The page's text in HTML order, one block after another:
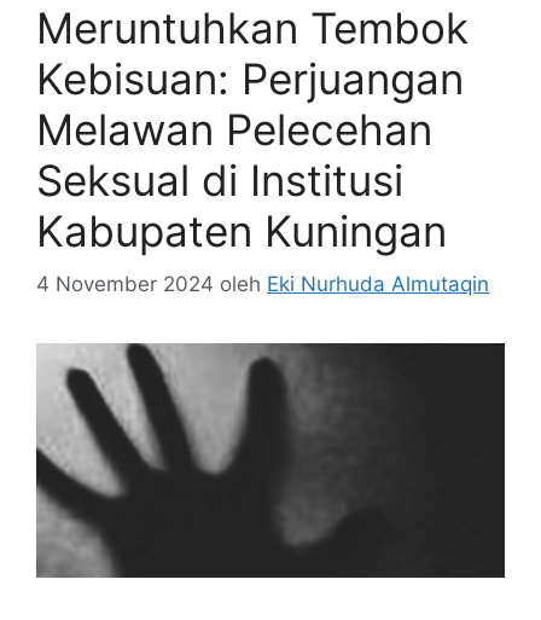
Meruntuhkan Tembok
Kebisuan: Perjuangan
Melawan Pelecehan
Seksual di Institusi
Kabupaten Kuningan
4 November 2024 oleh Eki Nurhuda Almutaqin